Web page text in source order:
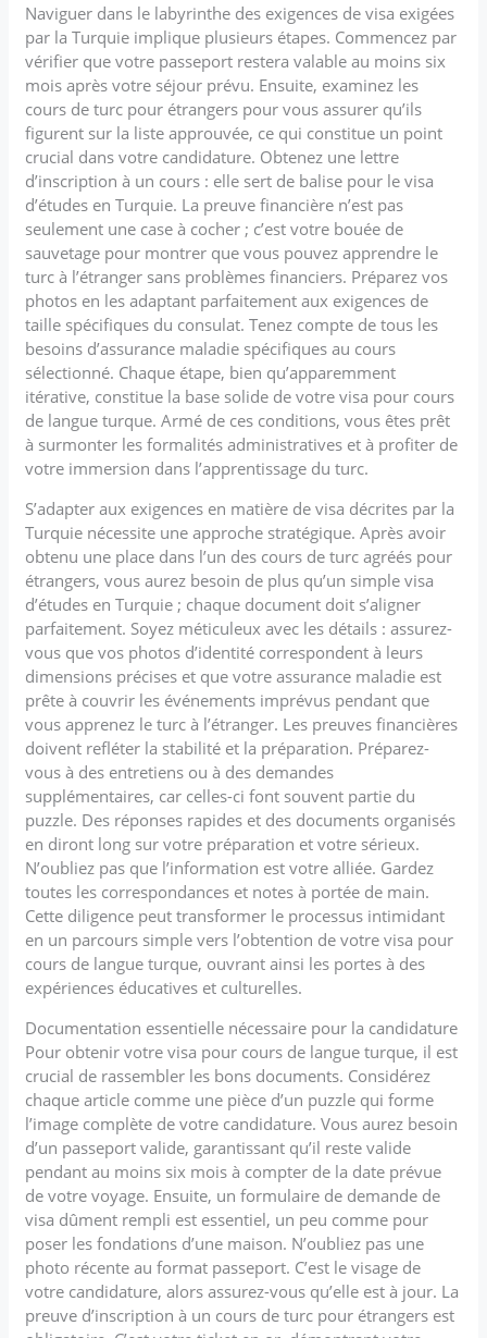
Naviguer dans le labyrinthe des exigences de visa exigées
par la Turquie implique plusieurs étapes. Commencez par
vérifier que votre passeport restera valable au moins six
mois après votre séjour prévu. Ensuite, examinez les
cours de turc pour étrangers pour vous assurer qu’ils
figurent sur la liste approuvée, ce qui constitue un point
crucial dans votre candidature. Obtenez une lettre
d’inscription à un cours : elle sert de balise pour le visa
d’études en Turquie. La preuve financière n’est pas
seulement une case à cocher ; c’est votre bouée de
sauvetage pour montrer que vous pouvez apprendre le
turc à l’étranger sans problèmes financiers. Préparez vos
photos en les adaptant parfaitement aux exigences de
taille spécifiques du consulat. Tenez compte de tous les
besoins d’assurance maladie spécifiques au cours
sélectionné. Chaque étape, bien qu’apparemment
itérative, constitue la base solide de votre visa pour cours
de langue turque. Armé de ces conditions, vous êtes prêt
à surmonter les formalités administratives et à profiter de
votre immersion dans l’apprentissage du turc.
S’adapter aux exigences en matière de visa décrites par la
Turquie nécessite une approche stratégique. Après avoir
obtenu une place dans l’un des cours de turc agréés pour
étrangers, vous aurez besoin de plus qu’un simple visa
d’études en Turquie ; chaque document doit s’aligner
parfaitement. Soyez méticuleux avec les détails : assurez-
vous que vos photos d’identité correspondent à leurs
dimensions précises et que votre assurance maladie est
prête à couvrir les événements imprévus pendant que
vous apprenez le turc à l’étranger. Les preuves financières
doivent refléter la stabilité et la préparation. Préparez-
vous à des entretiens ou à des demandes
supplémentaires, car celles-ci font souvent partie du
puzzle. Des réponses rapides et des documents organisés
en diront long sur votre préparation et votre sérieux.
N’oubliez pas que l’information est votre alliée. Gardez
toutes les correspondances et notes à portée de main.
Cette diligence peut transformer le processus intimidant
en un parcours simple vers l’obtention de votre visa pour
cours de langue turque, ouvrant ainsi les portes à des
expériences éducatives et culturelles.
Documentation essentielle nécessaire pour la candidature
Pour obtenir votre visa pour cours de langue turque, il est
crucial de rassembler les bons documents. Considérez
chaque article comme une pièce d’un puzzle qui forme
l’image complète de votre candidature. Vous aurez besoin
d’un passeport valide, garantissant qu’il reste valide
pendant au moins six mois à compter de la date prévue
de votre voyage. Ensuite, un formulaire de demande de
visa dûment rempli est essentiel, un peu comme pour
poser les fondations d’une maison. N’oubliez pas une
photo récente au format passeport. C’est le visage de
votre candidature, alors assurez-vous qu’elle est à jour. La
preuve d’inscription à un cours de turc pour étrangers est